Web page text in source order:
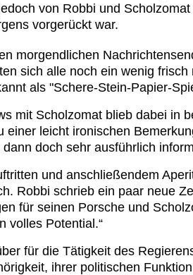
von Robbi und
vorgerückt war.
morgendlichen
sich alle noch ein wenig
als "Schere-Stein-Papier-
mit Scholzomat blieb dabei in
einer leicht ironischen
doch sehr ausführlich
und anschließendem
Robbi schrieb ein paar neue
für seinen Porsche und
volles Potential.“
für die Tätigkeit des
ihrer politischen